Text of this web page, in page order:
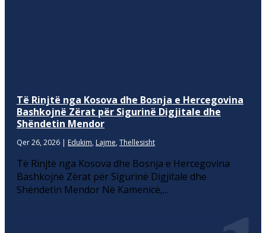
Të Rinjtë nga Kosova dhe Bosnja e Hercegovina
Bashkojnë Zërat për Sigurinë Digjitale dhe
Shëndetin Mendor
Qer 26, 2026 | Edukim, Lajme, Thellesisht
Të Rinjtë nga Kosova dhe Bosnja e Hercegovina
Bashkojnë Zërat për Sigurinë Digjitale dhe
Shëndetin Mendor Në Kamenicë,...